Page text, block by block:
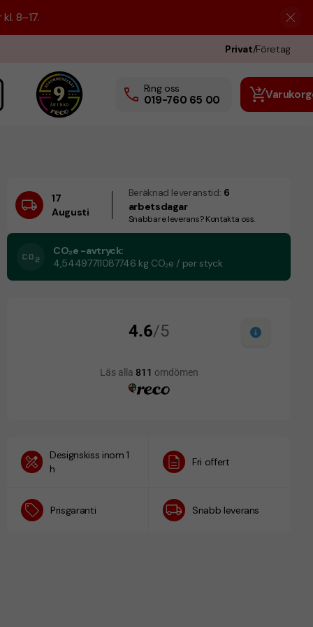
8–17.
Privat/Företag
Ring oss
019-760 65 00
17
Augusti
Beräknad leveranstid: 6
arbetsdagar
Snabbare leverans? Kontakta oss.
CO₂e -avtryck:
4,54497711087746 kg CO₂e / per styck
Designskiss inom 1
h
Fri offert
Prisgaranti Snabb leverans